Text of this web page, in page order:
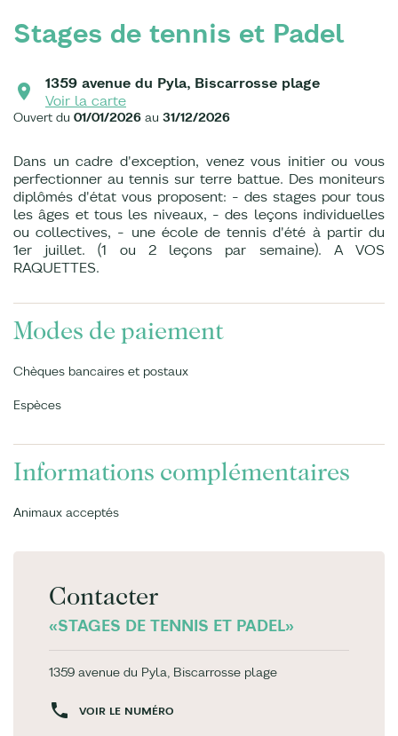
Stages de tennis et Padel
1359 avenue du Pyla, Biscarrosse plage
Voir la carte
Ouvert du 01/01/2026 au 31/12/2026
Dans un cadre d'exception, venez vous initier ou vous
perfectionner au tennis sur terre battue. Des moniteurs
diplômés d'état vous proposent: - des stages pour tous
les âges et tous les niveaux, - des leçons individuelles
ou collectives, - une école de tennis d'été à partir du
1er juillet. (1 ou 2 leçons par semaine). A VOS
RAQUETTES.
Modes de paiement
Chèques bancaires et postaux
Espèces
Informations complémentaires
Animaux acceptés
Contacter
«STAGES DE TENNIS ET PADEL»
1359 avenue du Pyla, Biscarrosse plage
VOIR LE NUMÉRO